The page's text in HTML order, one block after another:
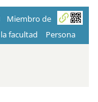
Miembro de
la facultad
Persona